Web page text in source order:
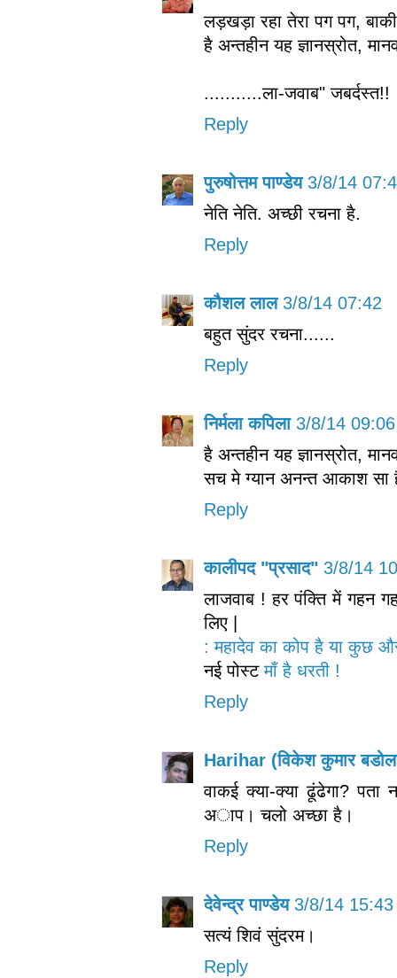
लड़खड़ा रहा तेरा पग पग,
है अन्तहीन यह ज्ञानस्रोत,
...........ला-जवाब" जबर्दस्त!!
Reply
पुरुषोत्तम पाण्डेय 3/8/14
नेति नेति. अच्छी रचना है.
Reply
कौशल लाल 3/8/14 07:42
बहुत सुंदर रचना......
Reply
निर्मला कपिला 3/8/14 09:06
है अन्तहीन यह ज्ञानस्रोत,
सच मे ग्यान अनन्त आकाश सा
Reply
कालीपद "प्रसाद" 3/8/14
लाजवाब ! हर पंक्ति में गहन
लिए |
: महादेव का कोप है या कुछ
नई पोस्टमाँ है धरती !
Reply
Harihar (विकेश कुमार
वाकई क्‍या-क्‍या ढूंढेगा?
अाप। चलो अच्‍छा है।
Reply
देवेन्द्र पाण्डेय 3/8/14 15:43
सत्यं शिवं सुंदरम।
Reply